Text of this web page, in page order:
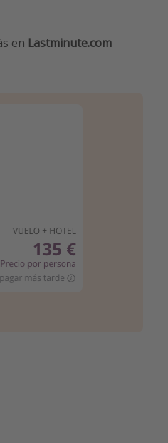
en Lastminute.com